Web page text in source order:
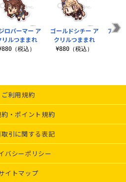
ロパーマー ア
リルつままれ
（税込）
ゴールドシチー ア
クリルつままれ
¥880（税込）
アド
ご利用規約
・ポイント規約
引に関する表記
バシーポリシー
イトマップ